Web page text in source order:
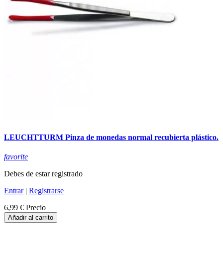
LEUCHTTURM Pinza de monedas normal recubierta plástico.
favorite
Debes de estar registrado
Entrar| Registrarse
6,99 € Precio
Añadir al carrito